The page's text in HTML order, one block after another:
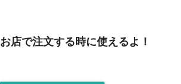
お店で注文する時に使えるよ！